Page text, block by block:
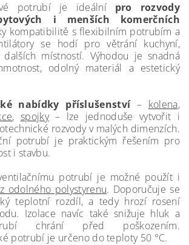
potrubí je ideální pro rozvody
i menších komerčních
kompatibilitě s flexibilním potrubím a
se hodí pro větrání kuchyní,
místností. Výhodou je snadná
odolný materiál a estetický
nabídky příslušenství– kolena,
, spojky– lze jednoduše vytvořit i
rozvody v malých dimenzích.
potrubí je praktickým řešením pro
i stavbu.
potrubí je možné použít i
odolného polystyrenu. Doporučuje se
teplotní rozdíl, a tedy hrozí rosení
Izolace navíc také snižuje hluk a
chrání před poškozením.
potrubí je určeno do teploty 50 °C.